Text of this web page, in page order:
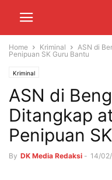
Home Kriminal
ASN di
Penipuan SK Guru Bantu
Kriminal
ASN di
Ditangkap
Penipuan
By DK Media Redaksi - 14/